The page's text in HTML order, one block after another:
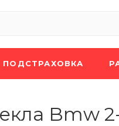
ПОДСТРАХОВКА
Bmw